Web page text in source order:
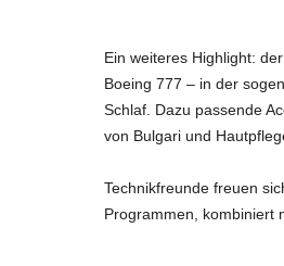
Ein weiteres Highlight:
Boeing 777 – in der
Schlaf. Dazu passende
von Bulgari und
Technikfreunde freuen
Programmen, kombiniert